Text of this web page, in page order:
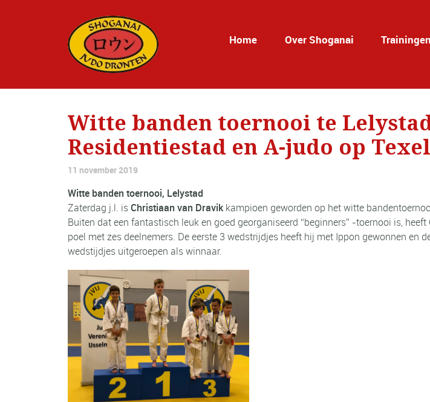
Home Over Shoganai Trainingen
Witte banden toernooi te
Residentiestad en A-judo op Texel
11 november 2019
Witte banden toernooi, Lelystad
Zaterdag j.l. isChristiaan van Dravikkampioen geworden op het witte
Buiten dat een fantastisch leuk en goed georganiseerd “beginners” -toernooi is,
poel met zes deelnemers. De eerste 3 wedstrijdjes heeft hij met Ippon gewonnen
wedstijdjes uitgeroepen als winnaar.